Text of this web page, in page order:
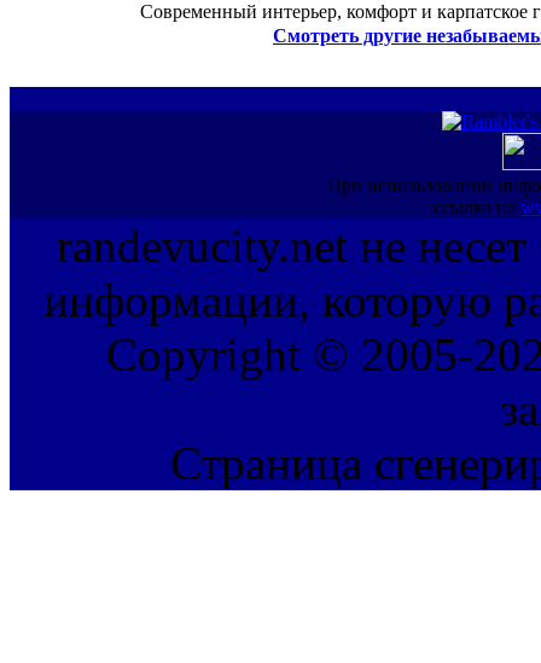
Современный интерьер, комфорт и карпатское
Смотреть другие
При использовании
ссылка на
randevucity.net не несет
информации, которую
Copyright © 2005-
Страница